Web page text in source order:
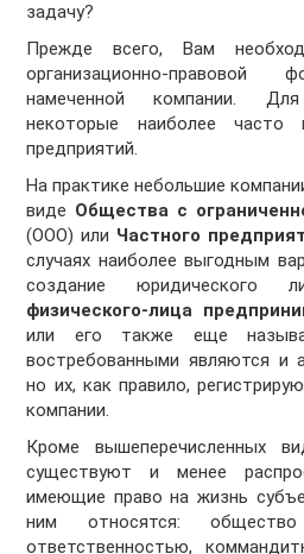
задачу?
Прежде всего, Вам
организационно-правовой
намеченной компании.
некоторые наиболее часто
предприятий.
На практике небольшие
виде Общества с
(ООО) или Частного
случаях наиболее выгодным
создание юридического
физического-лица
или его также еще
востребованными являются и
но их, как правило,
компании.
Кроме вышеперечисленных
существуют и менее
имеющие право на жизнь
ним относятся:
ответственностью,